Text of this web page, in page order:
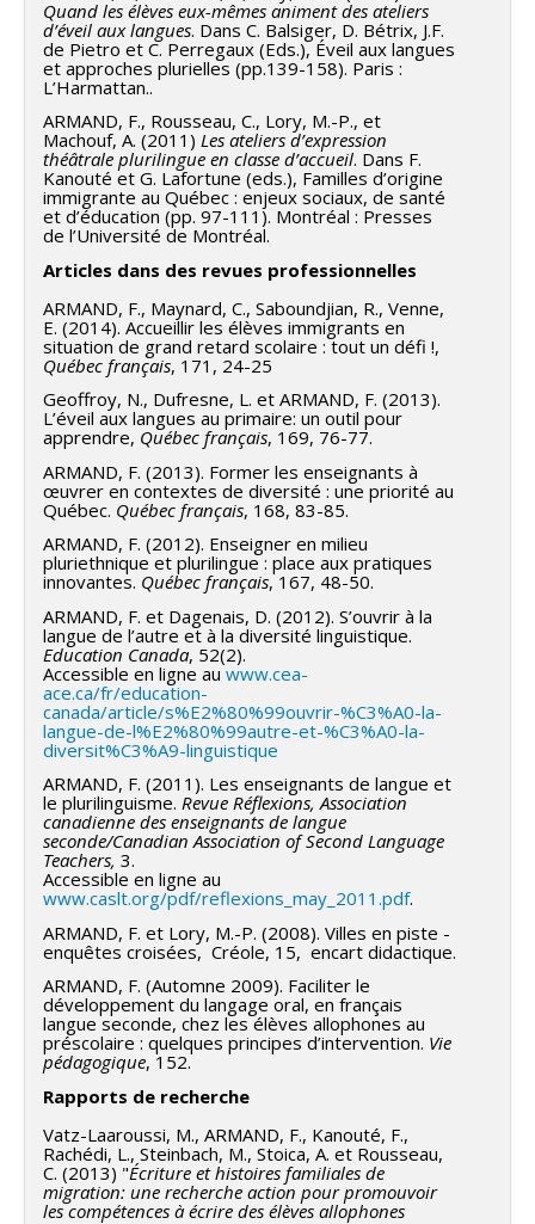
Quand les élèves eux-mêmes animent des ateliers
d’éveil aux langues. Dans C. Balsiger, D. Bétrix, J.F.
de Pietro et C. Perregaux (Eds.), Éveil aux langues
et approches plurielles (pp.139-158). Paris :
L’Harmattan..
ARMAND, F., Rousseau, C., Lory, M.-P., et
Machouf, A. (2011) Les ateliers d’expression
théâtrale plurilingue en classe d’accueil. Dans F.
Kanouté et G. Lafortune (eds.), Familles d’origine
immigrante au Québec : enjeux sociaux, de santé
et d’éducation (pp. 97-111). Montréal : Presses
de l’Université de Montréal.
Articles dans des revues professionnelles
ARMAND, F., Maynard, C., Saboundjian, R., Venne,
E. (2014). Accueillir les élèves immigrants en
situation de grand retard scolaire : tout un défi !,
Québec français, 171, 24-25
Geoffroy, N., Dufresne, L. et ARMAND, F. (2013).
L’éveil aux langues au primaire: un outil pour
apprendre, Québec français, 169, 76-77.
ARMAND, F. (2013). Former les enseignants à
œuvrer en contextes de diversité : une priorité au
Québec. Québec français, 168, 83-85.
ARMAND, F. (2012). Enseigner en milieu
pluriethnique et plurilingue : place aux pratiques
innovantes. Québec français, 167, 48-50.
ARMAND, F. et Dagenais, D. (2012). S’ouvrir à la
langue de l’autre et à la diversité linguistique.
Education Canada, 52(2).
Accessible en ligne auwww.cea-
ace.ca/fr/education-
canada/article/s%E2%80%99ouvrir-%C3%A0-la-
langue-de-l%E2%80%99autre-et-%C3%A0-la-
diversit%C3%A9-linguistique
ARMAND, F. (2011). Les enseignants de langue et
le plurilinguisme. Revue Réflexions, Association
canadienne des enseignants de langue
seconde/Canadian Association of Second Language
Teachers, 3.
Accessible en ligne au
www.caslt.org/pdf/reflexions_may_2011.pdf.
ARMAND, F. et Lory, M.-P. (2008). Villes en piste -
enquêtes croisées, Créole, 15, encart didactique.
ARMAND, F. (Automne 2009). Faciliter le
développement du langage oral, en français
langue seconde, chez les élèves allophones au
préscolaire : quelques principes d’intervention. Vie
pédagogique, 152.
Rapports de recherche
Vatz-Laaroussi, M., ARMAND, F., Kanouté, F.,
Rachédi, L., Steinbach, M., Stoica, A. et Rousseau,
C. (2013) "Écriture et histoires familiales de
migration: une recherche action pour promouvoir
les compétences à écrire des élèves allophones